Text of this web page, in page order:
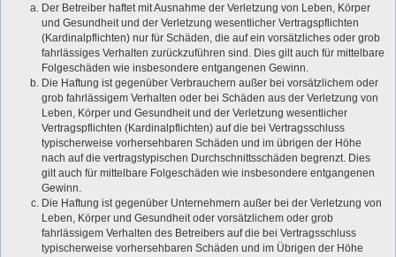
Der Betreiber haftet mit Ausnahme der Verletzung von Leben, Körper
und Gesundheit und der Verletzung wesentlicher Vertragspflichten
(Kardinalpflichten) nur für Schäden, die auf ein vorsätzliches oder grob
fahrlässiges Verhalten zurückzuführen sind. Dies gilt auch für mittelbare
Folgeschäden wie insbesondere entgangenen Gewinn.
Die Haftung ist gegenüber Verbrauchern außer bei vorsätzlichem oder
grob fahrlässigem Verhalten oder bei Schäden aus der Verletzung von
Leben, Körper und Gesundheit und der Verletzung wesentlicher
Vertragspflichten (Kardinalpflichten) auf die bei Vertragsschluss
typischerweise vorhersehbaren Schäden und im übrigen der Höhe
nach auf die vertragstypischen Durchschnittsschäden begrenzt. Dies
gilt auch für mittelbare Folgeschäden wie insbesondere entgangenen
Gewinn.
Die Haftung ist gegenüber Unternehmern außer bei der Verletzung von
Leben, Körper und Gesundheit oder vorsätzlichem oder grob
fahrlässigem Verhalten des Betreibers auf die bei Vertragsschluss
typischerweise vorhersehbaren Schäden und im Übrigen der Höhe